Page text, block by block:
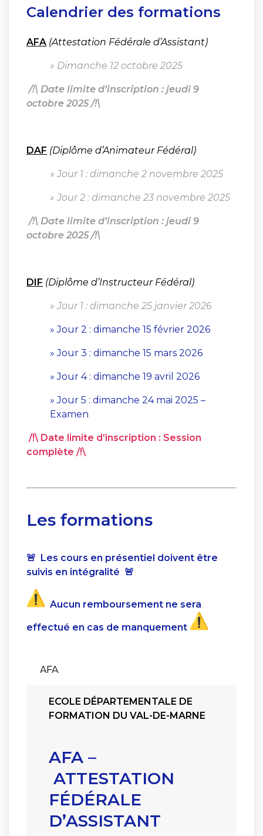
Calendrier des formations
AFA (Attestation Fédérale d’Assistant)
» Dimanche 12 octobre 2025
/!\ Date limite d’inscription : jeudi 9
octobre 2025 /!\
DAF (Diplôme d’Animateur Fédéral)
» Jour 1 : dimanche 2 novembre 2025
» Jour 2 : dimanche 23 novembre 2025
/!\ Date limite d’inscription : jeudi 9
octobre 2025 /!\
DIF (Diplôme d’Instructeur Fédéral)
» Jour 1 : dimanche 25 janvier 2026
» Jour 2 : dimanche 15 février 2026
» Jour 3 : dimanche 15 mars 2026
» Jour 4 : dimanche 19 avril 2026
» Jour 5 : dimanche 24 mai 2025 –
Examen
/!\ Date limite d’inscription : Session
complète /!\
Les formations
🚨 Les cours en présentiel doivent être
suivis en intégralité 🚨
Aucun remboursement ne sera
effectué en cas de manquement
AFA
ECOLE DÉPARTEMENTALE DE
FORMATION DU VAL-DE-MARNE
AFA –
ATTESTATION
FÉDÉRALE
D’ASSISTANT